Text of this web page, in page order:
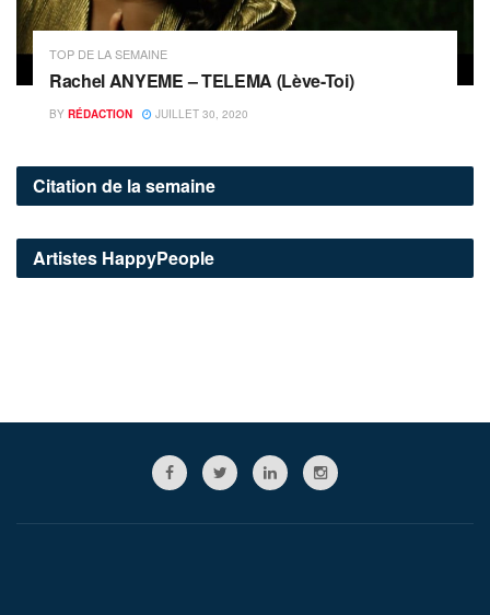
TOP DE LA SEMAINE
Rachel ANYEME – TELEMA (Lève-Toi)
BY RÉDACTION JUILLET 30, 2020
Citation de la semaine
Artistes HappyPeople